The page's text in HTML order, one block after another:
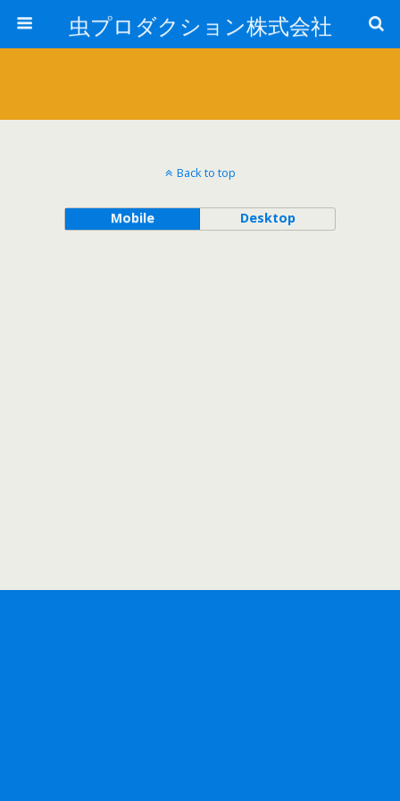
虫プロダクション株式会社
Back to top
Mobile Desktop